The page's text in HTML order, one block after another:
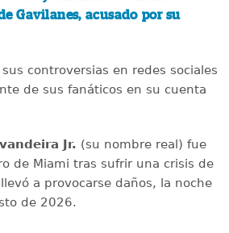
Gavilanes, acusado por su
controversias en redes sociales
de sus fanáticos en su cuenta
Jr. (su nombre real) fue
de Miami tras sufrir una crisis de
a provocarse daños, la noche
de 2026.